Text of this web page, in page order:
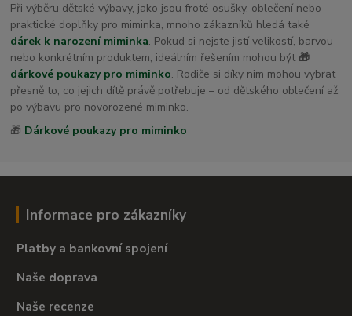
Při výběru dětské výbavy, jako jsou froté osušky, oblečení nebo
praktické doplňky pro miminka, mnoho zákazníků hledá také
dárek k narození miminka. Pokud si nejste jistí velikostí, barvou
nebo konkrétním produktem, ideálním řešením mohou být 🎁
dárkové poukazy pro miminko. Rodiče si díky nim mohou vybrat
přesně to, co jejich dítě právě potřebuje – od dětského oblečení až
po výbavu pro novorozené miminko.
🎁 Dárkové poukazy pro miminko
Informace pro zákazníky
Platby a bankovní spojení
Naše doprava
Naše recenze